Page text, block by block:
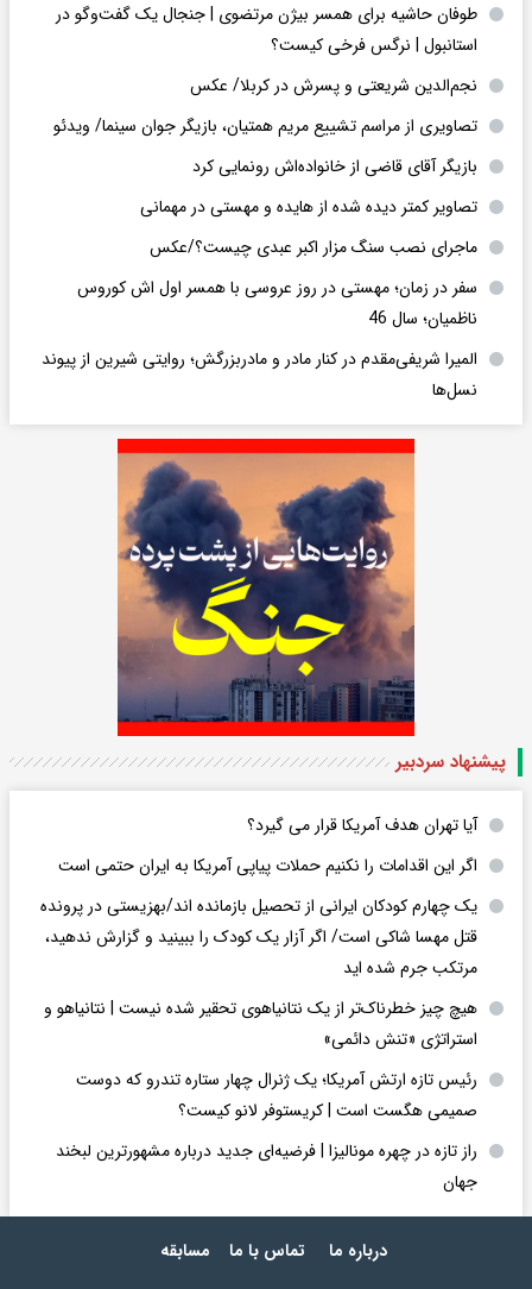
طوفان حاشیه برای همسر بیژن مرتضوی | جنجال یک گفت‌وگو در
استانبول | نرگس فرخی کیست؟
نجم‌الدین شریعتی و پسرش در کربلا/ عکس
تصاویری از مراسم تشییع مریم همتیان، بازیگر جوان سینما/ ویدئو
بازیگر آقای قاضی از خانواده‌اش رونمایی کرد
تصاویر کمتر دیده شده از هایده و مهستی در مهمانی
ماجرای نصب سنگ مزار اکبر عبدی چیست؟/عکس
سفر در زمان؛ مهستی در روز عروسی با همسر اول اش کوروس
ناظمیان؛ سال 46
المیرا شریفی‌مقدم در کنار مادر و مادربزرگش؛ روایتی شیرین از پیوند
نسل‌ها
پیشنهاد سردبیر
آیا تهران هدف آمریکا قرار می گیرد؟
اگر این اقدامات را نکنیم حملات پیاپی آمریکا به ایران حتمی است
یک چهارم کودکان ایرانی از تحصیل بازمانده اند/بهزیستی در پرونده
قتل مهسا شاکی است/ اگر آزار یک کودک را ببینید و گزارش ندهید،
مرتکب جرم شده اید
هیچ چیز خطرناک‌تر از یک نتانیاهوی تحقیر شده نیست | نتانیاهو و
استراتژی «تنش دائمی»
رئیس تازه ارتش آمریکا؛ یک ژنرال چهار ستاره تندرو که دوست
صمیمی هگست است | کریستوفر لانو کیست؟
راز تازه در چهره مونالیزا | فرضیه‌ای جدید درباره مشهورترین لبخند
جهان
درباره ما تماس با ما مسابقه